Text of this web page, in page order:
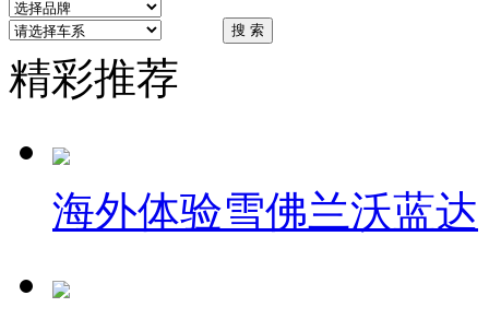
精彩推荐
海外体验雪佛兰沃蓝达